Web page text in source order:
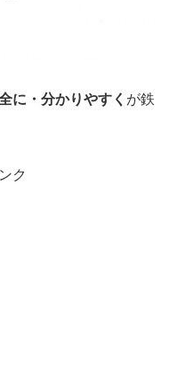
に・分かりやすく が鉄
ク